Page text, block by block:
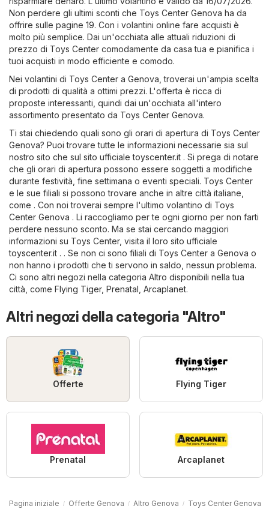
Non perdere gli ultimi sconti che Toys Center Genova ha da
offrire sulle pagine 19. Con i volantini online fare acquisti è
molto più semplice. Dai un'occhiata alle attuali riduzioni di
prezzo di Toys Center comodamente da casa tua e pianifica i
tuoi acquisti in modo efficiente e comodo.
Nei volantini di Toys Center a Genova, troverai un'ampia scelta
di prodotti di qualità a ottimi prezzi. L'offerta è ricca di
proposte interessanti, quindi dai un'occhiata all'intero
assortimento presentato da Toys Center Genova.
Ti stai chiedendo quali sono gli orari di apertura di Toys Center
Genova? Puoi trovare tutte le informazioni necessarie sia sul
nostro sito che sul sito ufficialetoyscenter.it . Si prega di notare
che gli orari di apertura possono essere soggetti a modifiche
durante festività, fine settimana o eventi speciali. Toys Center
e le sue filiali si possono trovare anche in altre città italiane,
come . Con noi troverai sempre l'ultimo volantino di Toys
Center Genova . Li raccogliamo per te ogni giorno per non farti
perdere nessuno sconto. Ma se stai cercando maggiori
informazioni su Toys Center, visita il loro sito ufficiale
toyscenter.it . . Se non ci sono filiali di Toys Center a Genova o
non hanno i prodotti che ti servono in saldo, nessun problema.
Ci sono altri negozi nella categoria Altro disponibili nella tua
città, come Flying Tiger, Prenatal Arcaplanet.
Altri negozi della categoria "Altro"
Offerte Flying Tiger
Prenatal Arcaplanet
Pagina iniziale Offerte Genova Altro Genova Toys Center Genova